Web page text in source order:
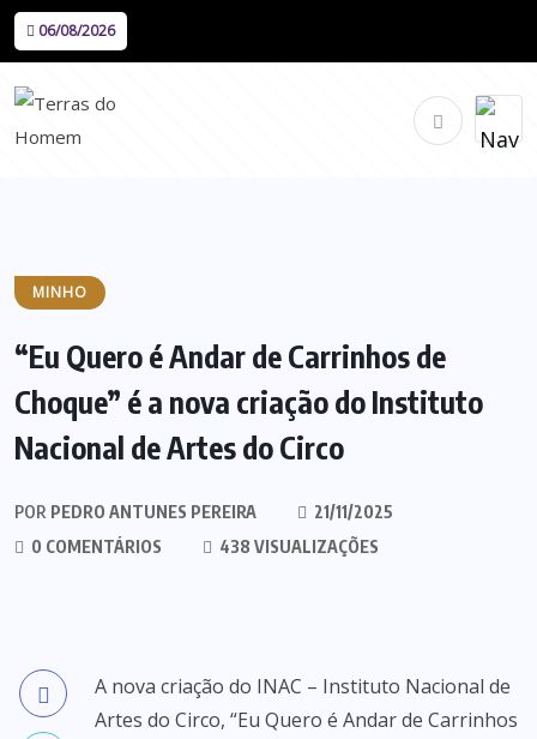
06/08/2026
MINHO
“Eu Quero é Andar de Carrinhos de
Choque” é a nova criação do Instituto
Nacional de Artes do Circo
POR PEDRO ANTUNES PEREIRA
21/11/2025
0 COMENTÁRIOS
438 VISUALIZAÇÕES
A nova criação do INAC – Instituto Nacional de
Artes do Circo, “Eu Quero é Andar de Carrinhos